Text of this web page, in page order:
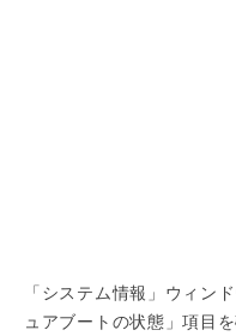
「システム情報」ウィン
ュアブートの状態」項目